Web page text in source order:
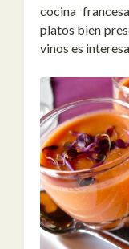
cocina
platos bien
vinos es